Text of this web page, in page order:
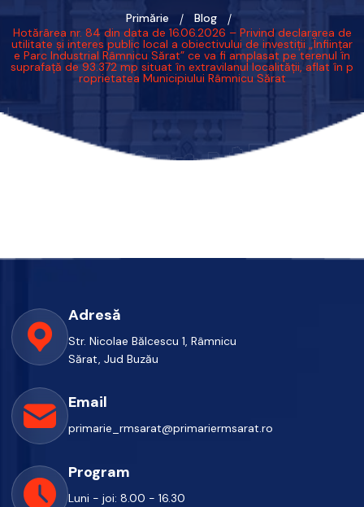
Primărie
Blog
Hotărârea nr. 84 din data de 16.06.2026 – Privind declararea de
utilitate și interes public local a obiectivului de investiții „Înființar
e Parc Industrial Râmnicu Sărat” ce va fi amplasat pe terenul în
suprafață de 93.372 mp situat în extravilanul localității, aflat în p
roprietatea Municipiului Râmnicu Sărat
Adresă
Str. Nicolae Bălcescu 1, Râmnicu
Sărat, Jud Buzău
Email
primarie_rmsarat@primariermsarat.ro
Program
Luni - joi: 8.00 - 16.30